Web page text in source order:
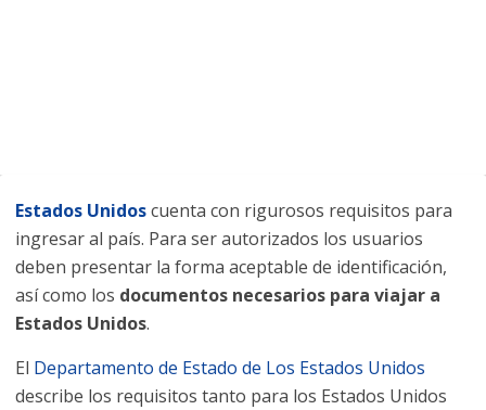
Estados Unidoscuenta con rigurosos requisitos para
ingresar al país. Para ser autorizados los usuarios
deben presentar la forma aceptable de identificación,
así como los documentos necesarios para viajar a
Estados Unidos.
El Departamento de Estado de Los Estados Unidos
describe los requisitos tanto para los Estados Unidos